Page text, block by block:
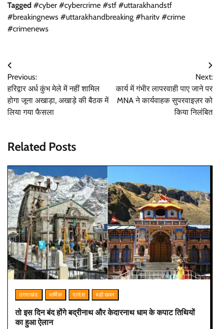
Tagged #cyber #cybercrime #stf #uttarakhandstf
#breakingnews #uttarakhandbreaking #haritv #crime
#crimenews
Post
navigation
Previous:
हरिद्वार अर्ध कुंभ मेले में नहीं शामिल
होगा जूना अखाड़ा, अखाड़े की बैठक में
लिया गया फैसला
Next:
कार्य में गंभीर लापरवाही पाए जाने पर
MNA ने कार्यवाहक सुपरवाइज़र को
किया निलंबित
Related Posts
उत्तराखंड धार्मिक प्रदेश बड़ी खबर
तो इस दिन बंद होंगे बद्रीनाथ और केदारनाथ धाम के कपाट तिथियों
का हुआ ऐलान